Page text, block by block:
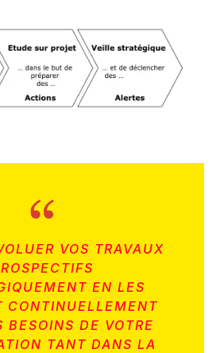
VOS TRAVAUX
EN LES
CONTINUELLEMENT
BESOINS DE VOTRE
TANT DANS LA